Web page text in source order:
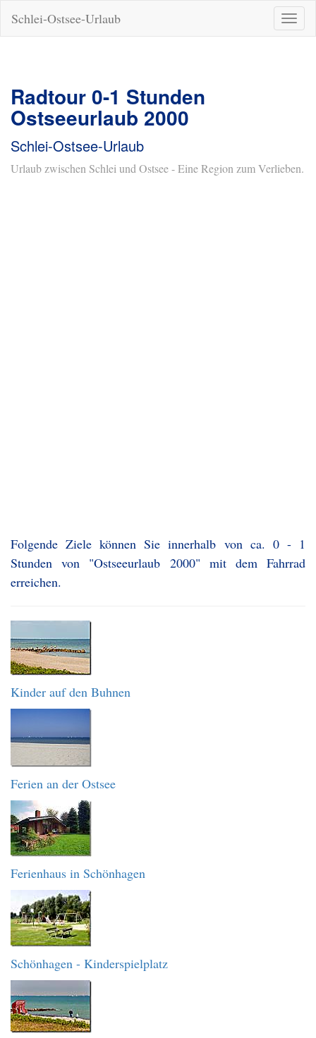
ein-/
Schlei-Ostsee-Urlaub
Radtour 0-1 Stunden
Ostseeurlaub 2000
Schlei-Ostsee-Urlaub
Urlaub zwischen Schlei und Ostsee - Eine Region zum Verlieben.
Folgende Ziele können Sie innerhalb von ca. 0 - 1
Stunden von "Ostseeurlaub 2000" mit dem Fahrrad
erreichen.
Kinder auf den Buhnen
Ferien an der Ostsee
Ferienhaus in Schönhagen
Schönhagen - Kinderspielplatz